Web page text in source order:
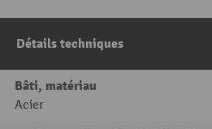
Détails techniques
Bâti, matériau
Acier